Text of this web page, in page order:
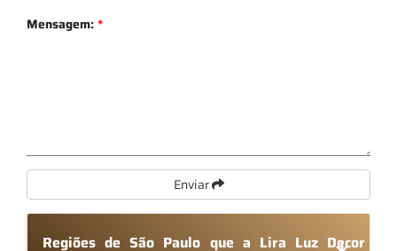
Mensagem:*
Enviar
Regiões de São Paulo que a Lira Luz Decor